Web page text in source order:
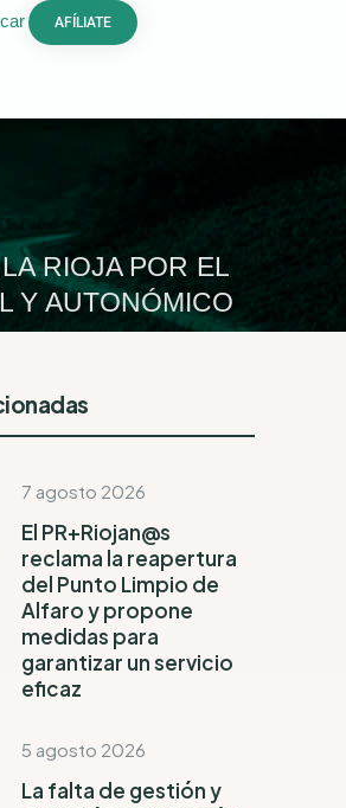
AFÍLIATE
RIOJA POR EL
Y AUTONÓMICO
7 agosto 2026
El PR+Riojan@s
reclama la reapertura
del Punto Limpio de
Alfaro y propone
medidas para
garantizar un servicio
eficaz
5 agosto 2026
La falta de gestión y